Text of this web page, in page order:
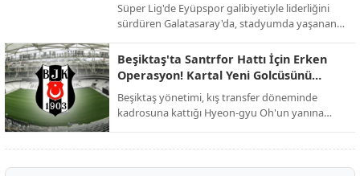
Süper Lig'de Eyüpspor galibiyetiyle liderliğini
sürdüren Galatasaray'da, stadyumda yaşanan
kaldı.
Beşiktaş'ta Santrfor Hattı İçin Erken
Operasyon! Kartal Yeni Golcüsünü
Buldu
Beşiktaş yönetimi, kış transfer döneminde
kadrosuna kattığı Hyeon-gyu Oh'un yanına